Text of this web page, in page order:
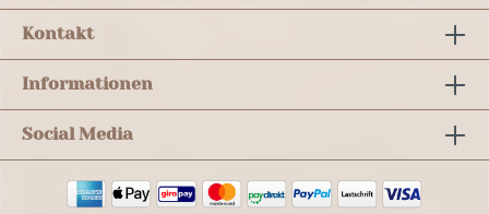
Kontakt
Informationen
Social Media